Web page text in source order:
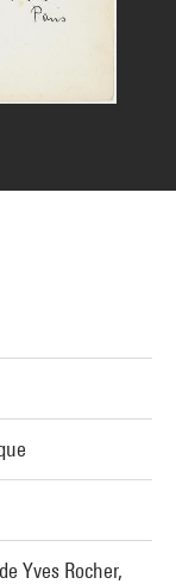
Yves Rocher,
Laurans/Dist.